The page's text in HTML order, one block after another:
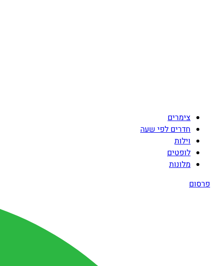
צימרים
חדרים לפי שעה
וילות
לופטים
מלונות
פרסום